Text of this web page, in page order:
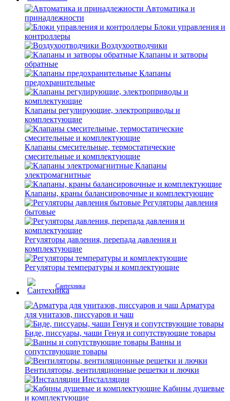
Автоматика и
принадлежности
Блоки управления и
контроллеры
Воздухоотводчики
Клапаны и затворы
обратные
Клапаны
предохранительные
Клапаны регулирующие, электроприводы и
комплектующие
Клапаны смесительные, термостатические
смесительные и комплектующие
Клапаны
электромагнитные
Клапаны, краны балансировочные и комплектующие
Регуляторы давления
бытовые
Регуляторы давления, перепада давления и
комплектующие
Регуляторы температуры и комплектующие
Сантехника
Арматура
для унитазов, писсуаров и чаш
Биде, писсуары, чаши Генуя и сопутствующие товары
Ванны и
сопутствующие товары
Вентиляторы, вентиляционные решетки и лючки
Инсталляции
Кабины душевые
и комплектующие